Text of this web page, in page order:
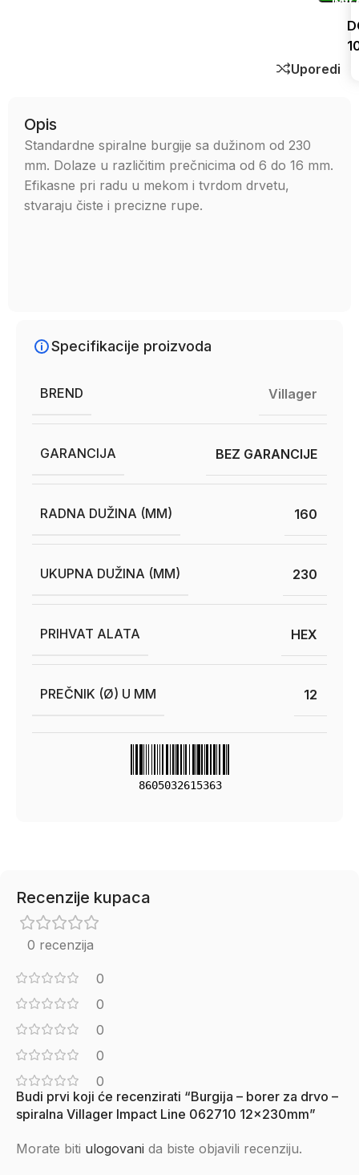
Uporedi
Opis
Standardne spiralne burgije sa dužinom od 230
mm. Dolaze u različitim prečnicima od 6 do 16 mm.
Efikasne pri radu u mekom i tvrdom drvetu,
stvaraju čiste i precizne rupe.
Specifikacije proizvoda
BREND Villager
GARANCIJA BEZ GARANCIJE
RADNA DUŽINA (MM) 160
UKUPNA DUŽINA (MM) 230
PRIHVAT ALATA HEX
PREČNIK (Ø) U MM 12
8605032615363
Recenzije kupaca
0 recenzija
0
0
0
0
0
Budi prvi koji će recenzirati “Burgija – borer za drvo –
spiralna Villager Impact Line 062710 12x230mm”
Morate biti ulogovani da biste objavili recenziju.